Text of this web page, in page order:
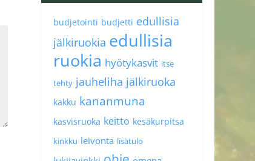
budjetointi budjetti edullisia
jälkiruokia edullisia
ruokia hyötykasvit itse
tehty jauheliha jälkiruoka
kakku kananmuna
kasvisruoka keitto kesäkurpitsa
kinkku leivonta lisätulo